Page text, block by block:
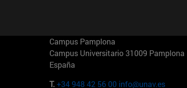
Campus Pamplona
Campus Universitario 31009 Pamplona
España
T.+34 948 42 56 00 info@unav.es